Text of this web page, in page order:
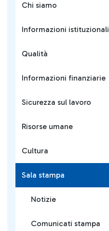
Chi siamo
Informazioni istituzionali
Qualità
Informazioni finanziarie
Sicurezza sul lavoro
Risorse umane
Cultura
Sala stampa
Notizie
Comunicati stampa